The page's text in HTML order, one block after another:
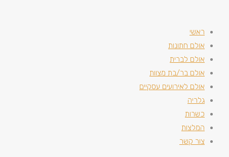
ראשי
אולם חתונות
אולם לברית
אולם בר/בת מצוות
אולם לאירועים עסקיים
גלריה
כשרות
המלצות
צור קשר